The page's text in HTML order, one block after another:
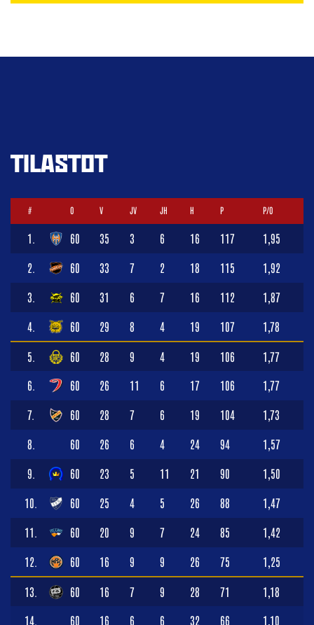
TILASTOT
# O V JV JH H P P/O
1. 60 35 3 6 16 117 1,95
2. 60 33 7 2 18 115 1,92
3. 60 31 6 7 16 112 1,87
4. 60 29 8 4 19 107 1,78
5. 60 28 9 4 19 106 1,77
6. 60 26 11 6 17 106 1,77
7. 60 28 7 6 19 104 1,73
8. 60 26 6 4 24 94 1,57
9. 60 23 5 11 21 90 1,50
10. 60 25 4 5 26 88 1,47
11. 60 20 9 7 24 85 1,42
12. 60 16 9 9 26 75 1,25
13. 60 16 7 9 28 71 1,18
14. 60 16 6 6 32 66 1,10